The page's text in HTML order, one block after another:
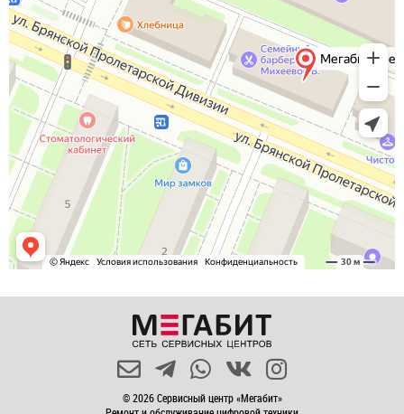
© 2026 Сервисный центр «Мегабит»